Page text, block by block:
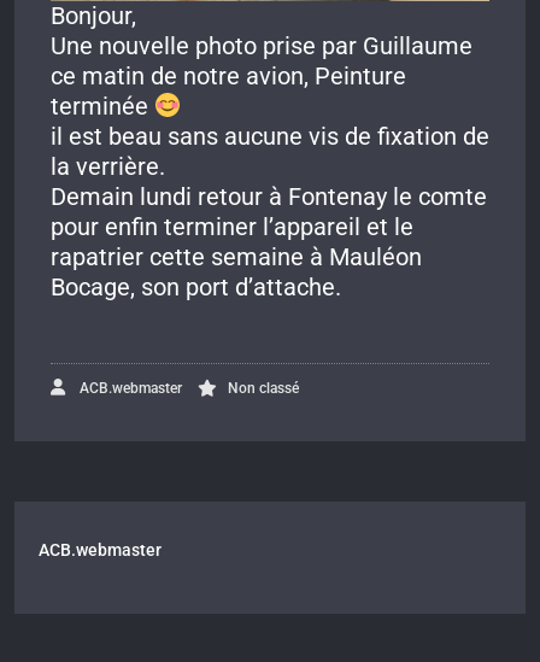
Bonjour,
Une nouvelle photo prise par Guillaume
ce matin de notre avion, Peinture
terminée
il est beau sans aucune vis de fixation de
la verrière.
Demain lundi retour à Fontenay le comte
pour enfin terminer l’appareil et le
rapatrier cette semaine à Mauléon
Bocage, son port d’attache.
ACB.webmaster Non classé
ACB.webmaster